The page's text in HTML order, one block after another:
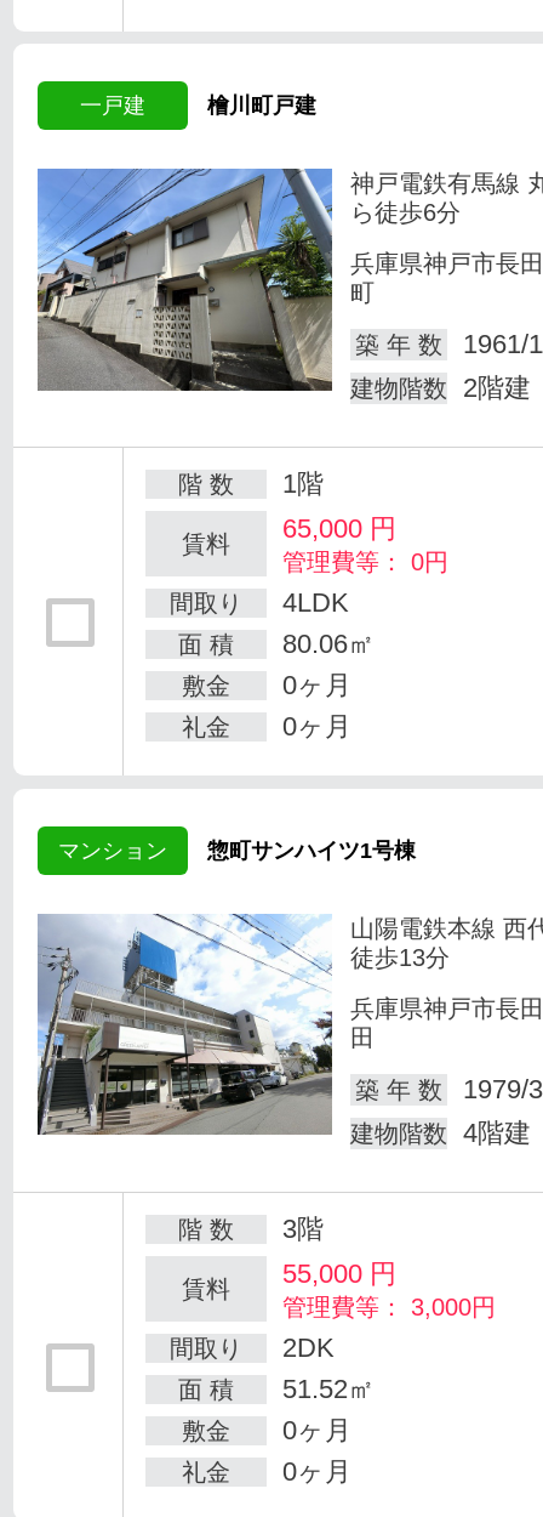
一戸建 檜川町戸建
神戸電鉄有馬線
ら徒歩6分
兵庫県神戸市長
町
築 年 数
1961/
建物階数 2階建
階 数 1階
賃料 65,000 円
管理費等： 0円
間取り
4LDK
面 積 80.06㎡
敷金 0ヶ月
礼金 0ヶ月
マンション 惣町サンハイツ1号棟
山陽電鉄本線 西
徒歩13分
兵庫県神戸市長
田
築 年 数
1979/
建物階数 4階建
階 数 3階
賃料 55,000 円
管理費等： 3,000円
間取り
2DK
面 積 51.52㎡
敷金 0ヶ月
礼金 0ヶ月